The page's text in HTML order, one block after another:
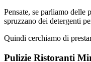
Pensate, se parliamo delle
spruzzano dei detergenti
Quindi cerchiamo di
Pulizie Ristoranti